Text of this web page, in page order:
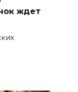
ждет